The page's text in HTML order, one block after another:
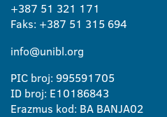
+387 51 321 171
Faks: +387 51 315 694
info@unibl.org
PIC broj: 995591705
ID broj: E10186843
Erazmus kod: BA BANJA02